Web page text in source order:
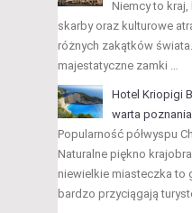
Niemcy to
skarby oraz kulturowe
różnych zakątków
majestatyczne zamki …
Hotel Kriopigi
warta poznania
Popularność półwyspu
Naturalne piękno
niewielkie miasteczka to
bardzo przyciągają